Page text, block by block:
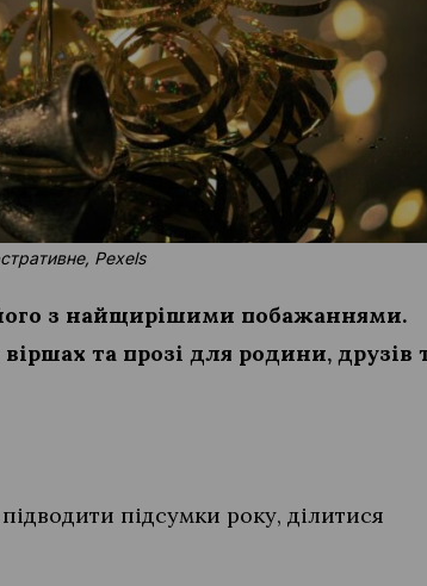
Pexels
з найщирішими побажаннями.
віршах та прозі для родини, друзів
підсумки року, ділитися